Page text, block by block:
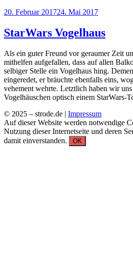
20. Februar 201724. Mai 2017
StarWars Vogelhaus
Als ein guter Freund vor geraumer Zeit
mithelfen aufgefallen, dass auf allen
selbiger Stelle ein Vogelhaus hing.
eingeredet, er bräuchte ebenfalls eins,
vehement wehrte. Letztlich haben wir
Vogelhäuschen optisch einem StarWars-
© 2025 – strode.de | Impressum
Auf dieser Website werden notwendige
Nutzung dieser Internetseite und deren
damit einverstanden.
OK